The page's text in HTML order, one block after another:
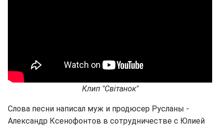
Клип "Світанок"
Слова песни написал муж и продюсер Русланы -
Александр Ксенофонтов в сотрудничестве с Юлией